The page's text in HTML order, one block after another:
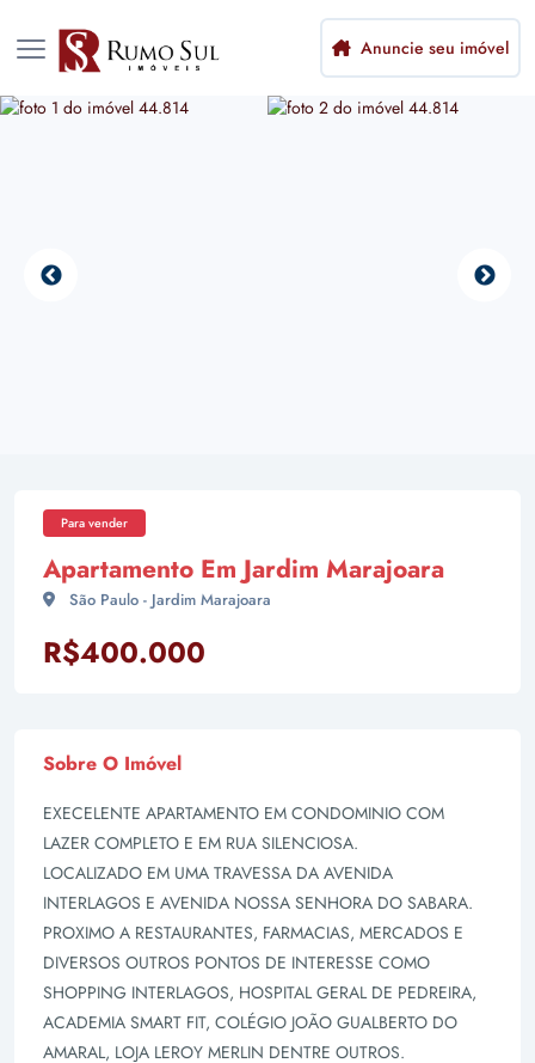
Anuncie seu imóvel
Para vender
Apartamento Em Jardim Marajoara
São Paulo - Jardim Marajoara
R$400.000
Sobre O Imóvel
EXECELENTE APARTAMENTO EM CONDOMINIO COM
LAZER COMPLETO E EM RUA SILENCIOSA.
LOCALIZADO EM UMA TRAVESSA DA AVENIDA
INTERLAGOS E AVENIDA NOSSA SENHORA DO SABARA.
PROXIMO A RESTAURANTES, FARMACIAS, MERCADOS E
DIVERSOS OUTROS PONTOS DE INTERESSE COMO
SHOPPING INTERLAGOS, HOSPITAL GERAL DE PEDREIRA,
ACADEMIA SMART FIT, COLÉGIO JOÃO GUALBERTO DO
AMARAL, LOJA LEROY MERLIN DENTRE OUTROS.